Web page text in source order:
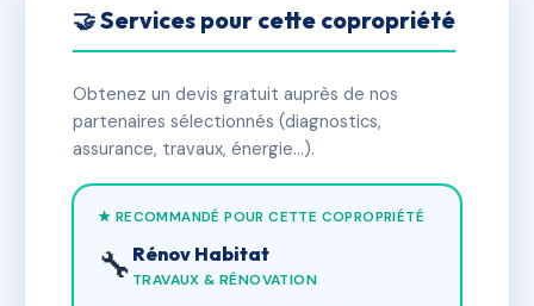
🤝 Services pour cette copropriété
Obtenez un devis gratuit auprès de nos
partenaires sélectionnés (diagnostics,
assurance, travaux, énergie…).
★ RECOMMANDÉ POUR CETTE COPROPRIÉTÉ
🔧 Rénov Habitat
TRAVAUX & RÉNOVATION